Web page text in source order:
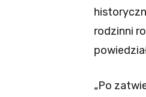
rodzinni
„Po